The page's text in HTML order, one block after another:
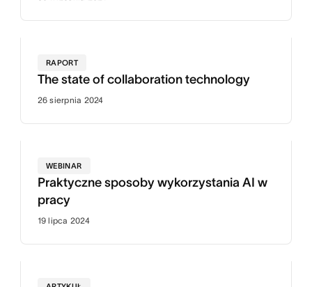
RAPORT
The state of collaboration technology
26 sierpnia 2024
WEBINAR
Praktyczne sposoby wykorzystania AI w
pracy
19 lipca 2024